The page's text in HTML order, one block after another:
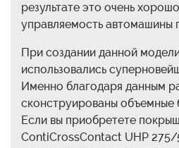
результате это очень
управляемость автомашины
При создании данной
использовались
Именно благодаря данным
сконструированы объемные
Если вы приобретете
ContiCrossContact UHP 275/